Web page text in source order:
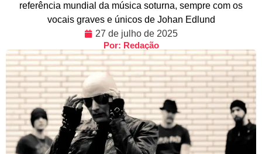
referência mundial da música soturna, sempre com os
vocais graves e únicos de Johan Edlund
27 de julho de 2025
Por: Redação